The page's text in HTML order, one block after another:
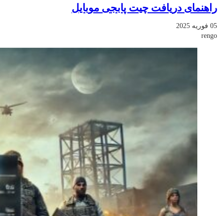
راهنمای دریافت چیت پابجی موبایل
05 فوریه 2025
rengo